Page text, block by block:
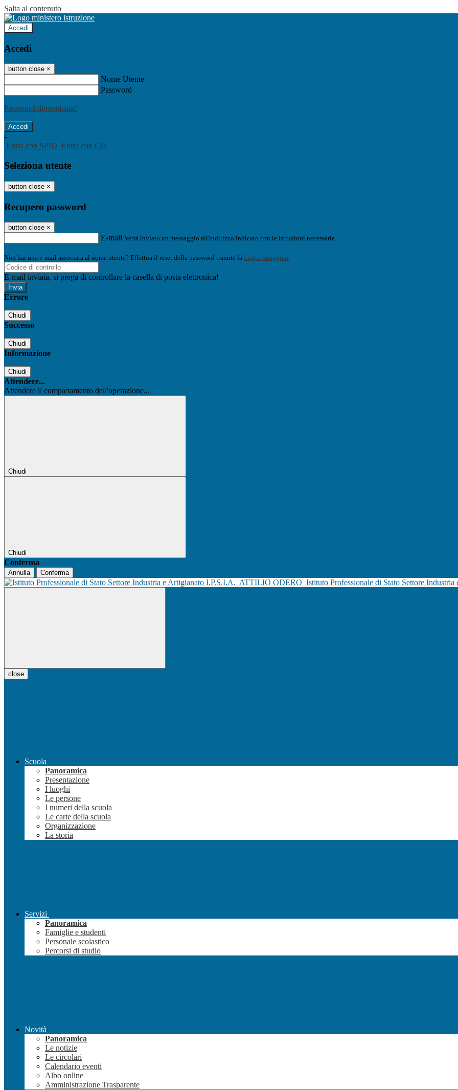
Salta al contenuto
Accedi
Accedi
button close ×
Nome Utente
Password
Password dimenticata?
-
Entra con SPID Entra con CIE
Seleziona utente
button close ×
Recupero password
button close ×
E-mail Verrà inviato un messaggio all'indirizzo indicato con le istruzioni necessarie.
Non hai una e-mail associata al nome utente? Effettua il reset della password tramite la Login Spaggiari
E-mail inviata, si prega di controllare la casella di posta elettronica!
Errore
Chiudi
Successo
Chiudi
Informazione
Chiudi
Attendere...
Attendere il completamento dell'operazione...
Chiudi
Chiudi
Conferma
Annulla Conferma
I.P.S.I.A. ATTILIO ODERO Istituto Professionale di Stato Settore Industria
close
Scuola
Panoramica
Presentazione
I luoghi
Le persone
I numeri della scuola
Le carte della scuola
Organizzazione
La storia
Servizi
Panoramica
Famiglie e studenti
Personale scolastico
Percorsi di studio
Novità
Panoramica
Le notizie
Le circolari
Calendario eventi
Albo online
Amministrazione Trasparente